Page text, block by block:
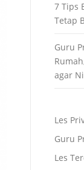
7 Tips
Tetap
Guru
agar
Les
Guru
Les